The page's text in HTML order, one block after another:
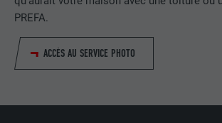
PREFA.
ACCÈS AU SERVICE PHOTO
UTILITÉ
LinkedIn pour suivre
NOM bscookie
FOURNISSEUR LinkedIn